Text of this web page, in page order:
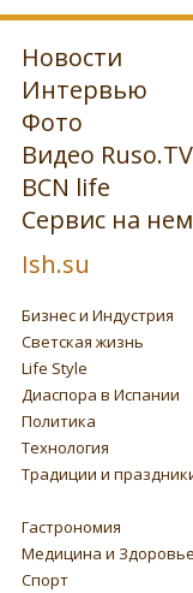
Новости
Интервью
Фото
Видео Ruso.TV
BCN life
Сервис на
Ish.su
Бизнес и Индустрия
Светская жизнь
Life Style
Диаспора в Испании
Политика
Технология
Традиции и
Гастрономия
Медицина и Здоровье
Спорт